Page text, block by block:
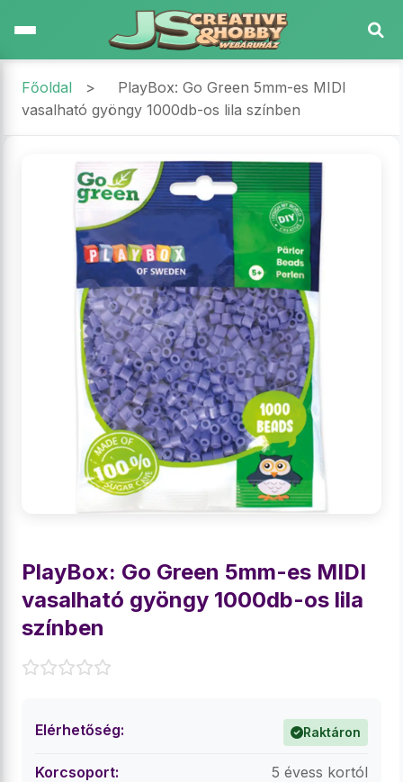
Főoldal >
PlayBox: Go Green 5mm-es MIDI
vasalható gyöngy 1000db-os lila színben
PlayBox: Go Green 5mm-es MIDI
vasalható gyöngy 1000db-os lila
színben
Elérhetőség: Raktáron
Korcsoport: 5 évess kortól